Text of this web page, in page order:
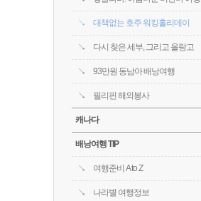
대책없는 호주 워킹홀리데이
다시 찾은 세부, 그리고 올랑고
93만원 동남아 배낭여행
필리핀 해외봉사
캐나다
배낭여행 TIP
여행준비 A to Z
나라별 여행정보